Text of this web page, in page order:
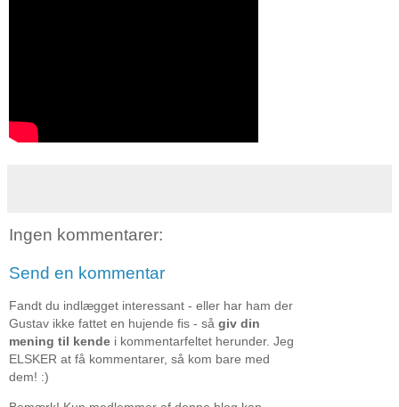
Ingen kommentarer:
Send en kommentar
Fandt du indlægget interessant - eller har ham der
Gustav ikke fattet en hujende fis - så giv din
mening til kende i kommentarfeltet herunder. Jeg
ELSKER at få kommentarer, så kom bare med
dem! :)